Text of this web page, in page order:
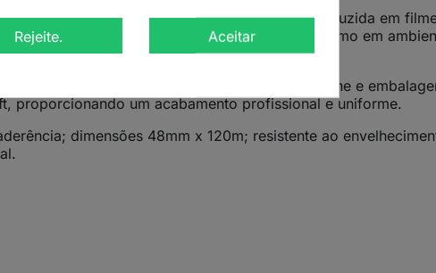
seguro de caixas e embalagens de cartão. Produzida em
firme, resistente e de longa duração, mesmo em
em armazéns, centros logísticos, lojas online e
proporcionando um acabamento profissional e uniforme.
dimensões 48mm x 120m; resistente ao
Rejeite. Aceitar